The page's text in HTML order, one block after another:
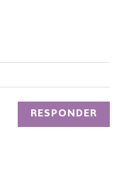
RESPONDER